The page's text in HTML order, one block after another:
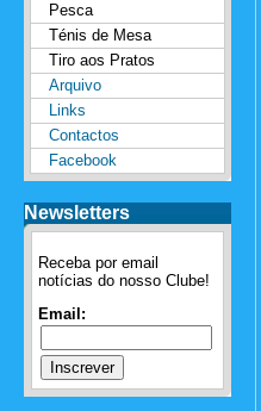
Pesca
Ténis de Mesa
Tiro aos Pratos
Arquivo
Links
Contactos
Facebook
Newsletters
Receba por email
notícias do nosso Clube!
Email: